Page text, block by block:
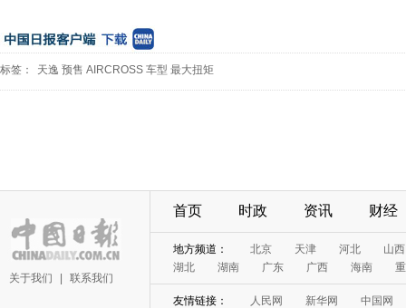
标签： 天逸 预售 AIRCROSS 车型 最大扭矩
关于我们 联系我们
首页 时政 资讯 财经
地方频道： 北京 天津 河北
山西
湖北
湖南 广东 广西 海南
友情链接： 人民网 新华网
中国网